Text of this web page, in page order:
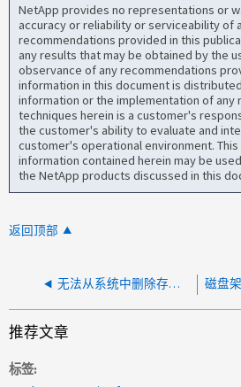
NetApp provides no representations or
accuracy or reliability or serviceability of
recommendations provided in this
any results that may be obtained by the
observance of any recommendations
information in this document is
information or the implementation of any
techniques herein is a customer's
the customer's ability to evaluate and
customer's operational environment.
information contained herein may be
the NetApp products discussed in this
返回顶部
无法从系统中删除存储交换机
推荐文章
标签